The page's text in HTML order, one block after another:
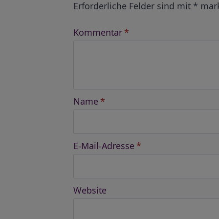
Erforderliche Felder sind mit *
Kommentar *
Name *
E-Mail-Adresse *
Website